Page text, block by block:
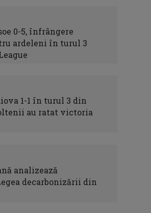
0-5, înfrângere
ardeleni în turul 3
1-1 în turul 3 din
au ratat victoria
analizează
decarbonizării din